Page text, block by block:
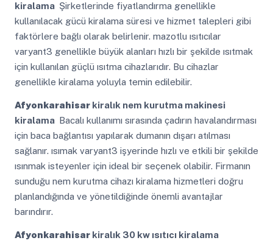
kiralama Şirketlerinde fiyatlandırma genellikle
kullanılacak gücü kiralama süresi ve hizmet talepleri gibi
faktörlere bağlı olarak belirlenir. mazotlu ısıtıcılar
varyant3 genellikle büyük alanları hızlı bir şekilde ısıtmak
için kullanılan güçlü ısıtma cihazlarıdır. Bu cihazlar
genellikle kiralama yoluyla temin edilebilir.
Afyonkarahisarkiralık nem kurutma makinesi
kiralama Bacalı kullanımı sırasında çadırın havalandırması
için baca bağlantısı yapılarak dumanın dışarı atılması
sağlanır. ısımak varyant3 işyerinde hızlı ve etkili bir şekilde
ısınmak isteyenler için ideal bir seçenek olabilir. Firmanın
sunduğu nem kurutma cihazı kiralama hizmetleri doğru
planlandığında ve yönetildiğinde önemli avantajlar
barındırır.
Afyonkarahisarkiralık 30 kw ısıtıcı kiralama